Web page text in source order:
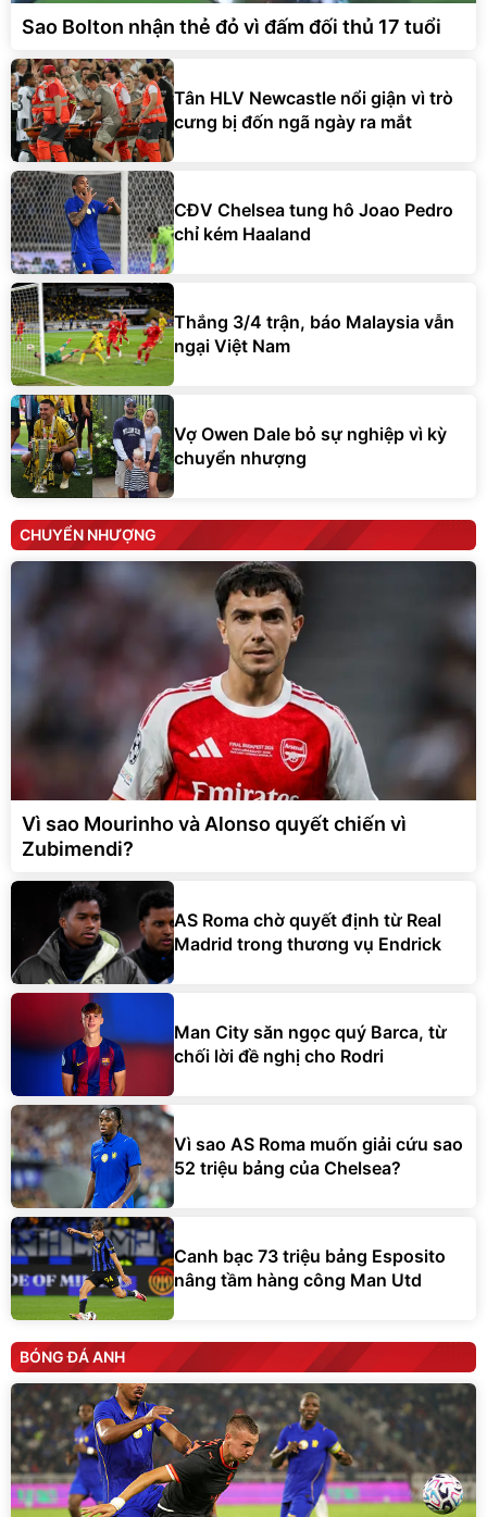
Sao Bolton nhận thẻ đỏ vì đấm đối thủ 17 tuổi
Tân HLV Newcastle nổi giận vì trò
cưng bị đốn ngã ngày ra mắt
CĐV Chelsea tung hô Joao Pedro
chỉ kém Haaland
Thắng 3/4 trận, báo Malaysia vẫn
ngại Việt Nam
Vợ Owen Dale bỏ sự nghiệp vì kỳ
chuyển nhượng
CHUYỂN NHƯỢNG
Vì sao Mourinho và Alonso quyết chiến vì
Zubimendi?
AS Roma chờ quyết định từ Real
Madrid trong thương vụ Endrick
Man City săn ngọc quý Barca, từ
chối lời đề nghị cho Rodri
Vì sao AS Roma muốn giải cứu sao
52 triệu bảng của Chelsea?
Canh bạc 73 triệu bảng Esposito
nâng tầm hàng công Man Utd
BÓNG ĐÁ ANH